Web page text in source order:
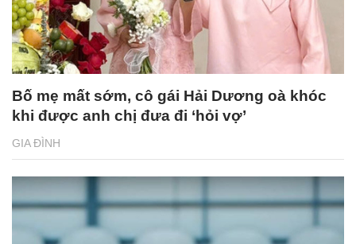
Bố mẹ mất sớm, cô gái Hải Dương oà khóc
khi được anh chị đưa đi ‘hỏi vợ’
GIA ĐÌNH